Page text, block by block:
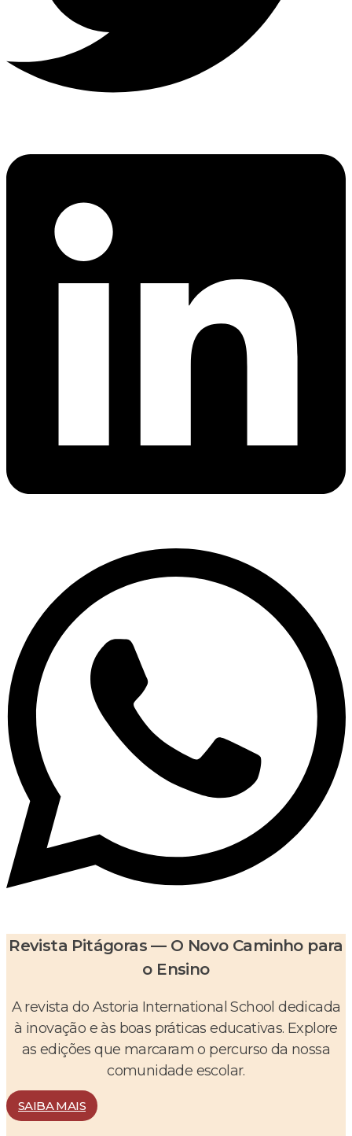
Revista Pitágoras — O Novo Caminho para
o Ensino
A revista do Astoria International School dedicada
à inovação e às boas práticas educativas. Explore
as edições que marcaram o percurso da nossa
comunidade escolar.
SAIBA MAIS